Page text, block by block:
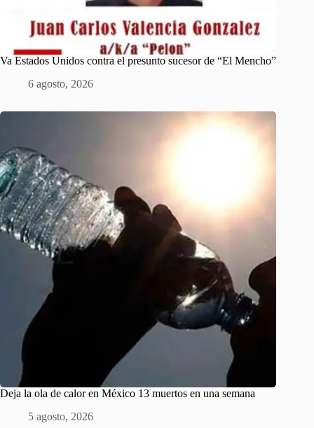
Va Estados Unidos contra el presunto sucesor de “El Mencho”
6 agosto, 2026
Deja la ola de calor en México 13 muertos en una semana
5 agosto, 2026